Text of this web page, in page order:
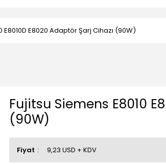
E8010D E8020 Adaptör Şarj Cihazı (90W)
Fujitsu Siemens E8010
(90W)
Fiyat 9,23 USD + KDV